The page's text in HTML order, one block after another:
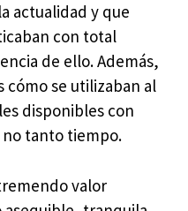
actualidad y que
con total
de ello. Además,
cómo se utilizaban al
disponibles con
no tanto tiempo.
valor